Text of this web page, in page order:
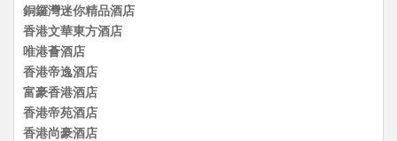
銅鑼灣迷你精品酒店
香港文華東方酒店
唯港薈酒店
香港帝逸酒店
富豪香港酒店
香港帝苑酒店
香港尚豪酒店